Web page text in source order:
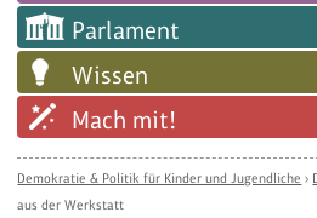
Parlament
Wissen
Mach mit!
Demokratie & Politik für Kinder und Jugendliche ›
aus der Werkstatt